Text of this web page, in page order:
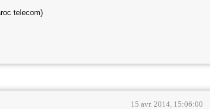
telecom)
15 avr. 2014, 15:06:00